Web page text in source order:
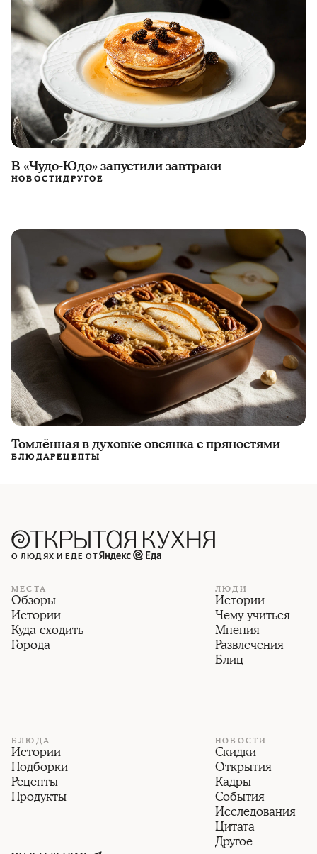
В «Чудо-Юдо» запустили завтраки
НОВОСТИДРУГОЕ
Томлённая в духовке овсянка с пряностями
БЛЮДАРЕЦЕПТЫ
О ЛЮДЯХ И ЕДЕ ОТ
МЕСТА
Обзоры
Истории
Куда сходить
Города
ЛЮДИ
Истории
Чему учиться
Мнения
Развлечения
Блиц
БЛЮДА
Истории
Подборки
Рецепты
Продукты
НОВОСТИ
Скидки
Открытия
Кадры
События
Исследования
Цитата
Другое